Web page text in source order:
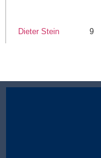
Dieter Stein 9